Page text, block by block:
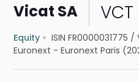
Vicat SA VCT
Equity ISIN FR0000031775 /
Euronext - Euronext Paris